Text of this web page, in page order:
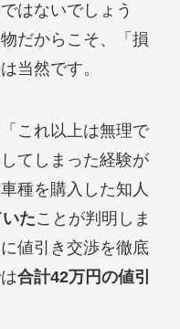
はないでしょう
だからこそ、「損
当然です。
これ以上は無理で
てしまった経験が
種を購入した知人
たことが判明しま
値引き交渉を徹底
合計42万円の値引